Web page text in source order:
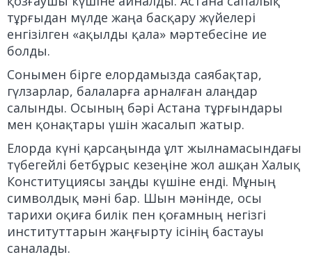
тұрғыдан мүлде жаңа басқару жүйелері
енгізілген «ақылды қала» мәртебесіне ие
болды.
Сонымен бірге елордамызда саябақтар,
гүлзарлар, балаларға арналған алаңдар
салынды. Осының бәрі Астана тұрғындары
мен қонақтары үшін жасалып жатыр.
Елорда күні қарсаңында ұлт жылнамасындағы
түбегейлі бетбұрыс кезеңіне жол ашқан Халық
Конституциясы заңды күшіне енді. Мұның
символдық мәні бар. Шын мәнінде, осы
тарихи оқиға билік пен қоғамның негізгі
институттарын жаңғырту ісінің бастауы
саналады.